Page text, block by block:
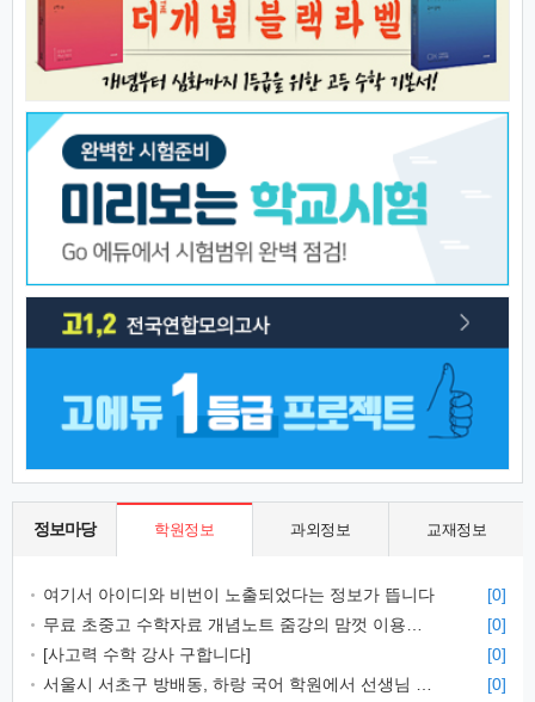
정보마당 학원정보 과외정보 교재정보
여기서 아이디와 비번이 노출되었다는 정보가 뜹니다
[0]
[0]
[사고력 수학 강사 구합니다]
[0]
[0]